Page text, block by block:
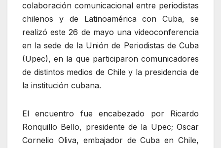
colaboración comunicacional entre periodistas
chilenos y de Latinoamérica con Cuba, se
realizó este 26 de mayo una videoconferencia
en la sede de la Unión de Periodistas de Cuba
(Upec), en la que participaron comunicadores
de distintos medios de Chile y la presidencia de
la institución cubana.
El encuentro fue encabezado por Ricardo
Ronquillo Bello, presidente de la Upec; Oscar
Cornelio Oliva, embajador de Cuba en Chile,